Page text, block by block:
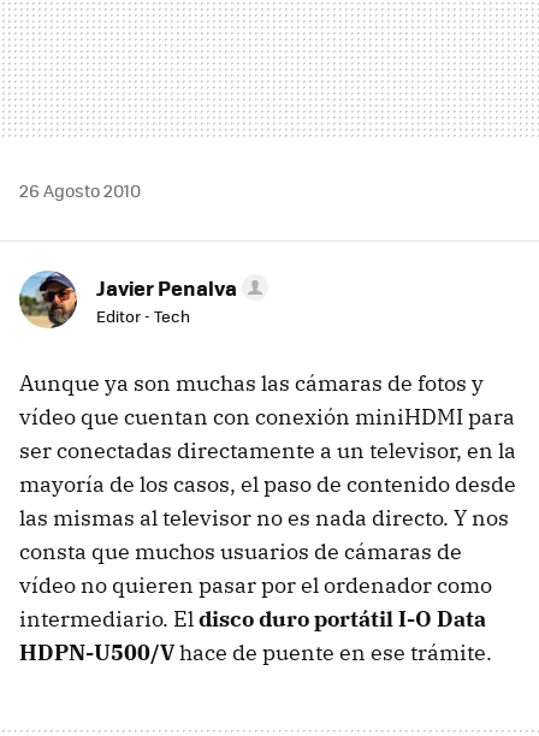
26 Agosto 2010
Javier Penalva
Editor - Tech
Aunque ya son muchas las cámaras de fotos y
vídeo que cuentan con conexión miniHDMI para
ser conectadas directamente a un televisor, en la
mayoría de los casos, el paso de contenido desde
las mismas al televisor no es nada directo. Y nos
consta que muchos usuarios de cámaras de
vídeo no quieren pasar por el ordenador como
intermediario. Eldisco duro portátilI-O Data
HDPN-U500/Vhace de puente en ese trámite.